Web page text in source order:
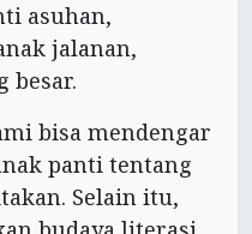
asuhan,
jalanan,
besar.
bisa mendengar
panti tentang
Selain itu,